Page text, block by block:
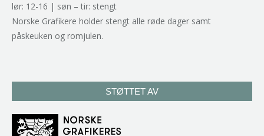
lør: 12-16 | søn – tir: stengt
Norske Grafikere holder stengt alle røde dager samt
påskeuken og romjulen.
STØTTET AV